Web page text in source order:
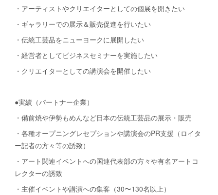
・アーティストやクリエイターとしての個展を開きたい
・ギャラリーでの展示＆販売促進を行いたい
・伝統工芸品をニューヨークに展開したい
・経営者としてビジネスセミナーを実施したい
・クリエイターとしての講演会を開催したい
●実績（パートナー企業）
・備前焼や伊勢もめんなど日本の伝統工芸品の展示・販売
・各種オープニングレセプションや講演会のPR支援（ロイタ
ー記者の方々等の誘致）
・アート関連イベントへの国連代表部の方々や有名アートコ
レクターの誘致
・主催イベントや講演への集客（30〜130名以上）